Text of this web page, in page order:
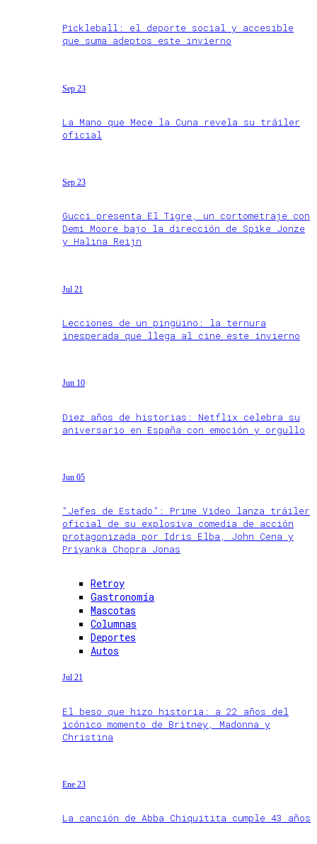
Pickleball: el deporte social y accesible
que suma adeptos este invierno
Sep 23
La Mano que Mece la Cuna revela su tráiler
oficial
Sep 23
Gucci presenta El Tigre, un cortometraje con
Demi Moore bajo la dirección de Spike Jonze
y Halina Reijn
Jul 21
Lecciones de un pingüino: la ternura
inesperada que llega al cine este invierno
Jun 10
Diez años de historias: Netflix celebra su
aniversario en España con emoción y orgullo
Jun 05
“Jefes de Estado”: Prime Video lanza tráiler
oficial de su explosiva comedia de acción
protagonizada por Idris Elba, John Cena y
Priyanka Chopra Jonas
Retroy
Gastronomía
Mascotas
Columnas
Deportes
Autos
Jul 21
El beso que hizo historia: a 22 años del
icónico momento de Britney, Madonna y
Christina
Ene 23
La canción de Abba Chiquitita cumple 43 años